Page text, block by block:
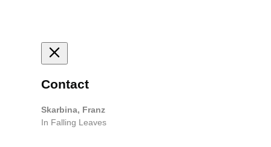
Contact
Skarbina, Franz
In Falling Leaves